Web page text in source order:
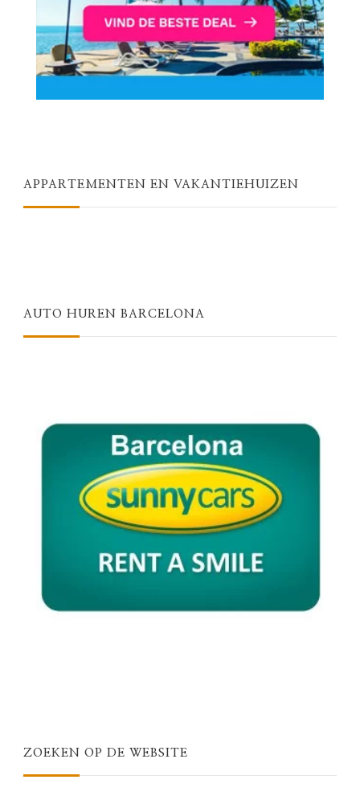
APPARTEMENTEN EN VAKANTIEHUIZEN
AUTO HUREN BARCELONA
ZOEKEN OP DE WEBSITE